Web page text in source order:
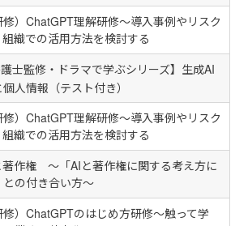
修）ChatGPT理解研修～導入事例やリスク
織での活用方法を検討する
護士監修・ドラマで学ぶシリーズ】生成AI
人情報（テスト付き）
修）ChatGPT理解研修～導入事例やリスク
織での活用方法を検討する
著作権 ～「AIと著作権に関する考え方に
との付き合い方～
修）ChatGPTのはじめ方研修～触って学